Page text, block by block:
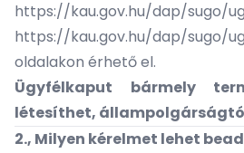
https://kau.gov.hu/dap/sugo/
https://kau.gov.hu/dap/sugo/
oldalakon érhető el.
Ügyfélkaput bármely
létesíthet,
2., Milyen kérelmet lehet